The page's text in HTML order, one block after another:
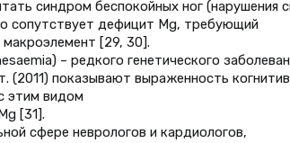
синдром беспокойных ног (нарушения
сопутствует дефицит Mg, требующий
[29, 30].
– редкого генетического
(2011) показывают выраженность
этим видом
[31].
сфере неврологов и кардиологов,